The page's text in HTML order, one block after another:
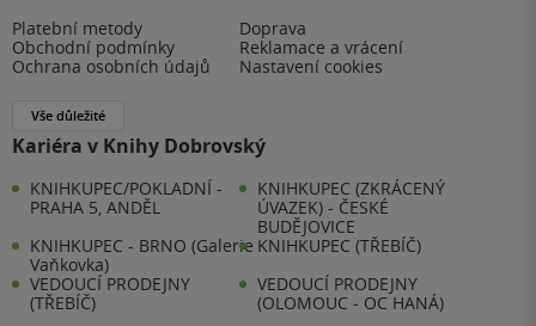
Platební metody
Doprava
Obchodní podmínky
Reklamace a vrácení
Ochrana osobních údajů
Nastavení cookies
Vše důležité
Kariéra v Knihy Dobrovský
KNIHKUPEC/POKLADNÍ -
PRAHA 5, ANDĚL
KNIHKUPEC (ZKRÁCENÝ
ÚVAZEK) - ČESKÉ
BUDĚJOVICE
KNIHKUPEC - BRNO (Galerie
Vaňkovka)
KNIHKUPEC (TŘEBÍČ)
VEDOUCÍ PRODEJNY
(TŘEBÍČ)
VEDOUCÍ PRODEJNY
(OLOMOUC - OC HANÁ)